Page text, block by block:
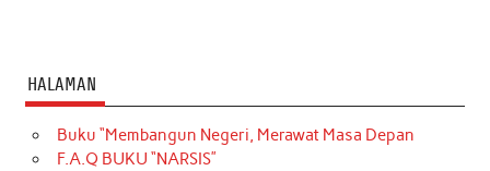
HALAMAN
Buku “Membangun Negeri, Merawat Masa Depan
F.A.Q BUKU “NARSIS”